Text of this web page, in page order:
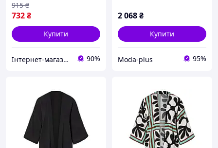
732₴
915 ₴
Купити
Інтернет-магазин Clothes-Mall 90%
2 068₴
Купити
Moda-plus 95%